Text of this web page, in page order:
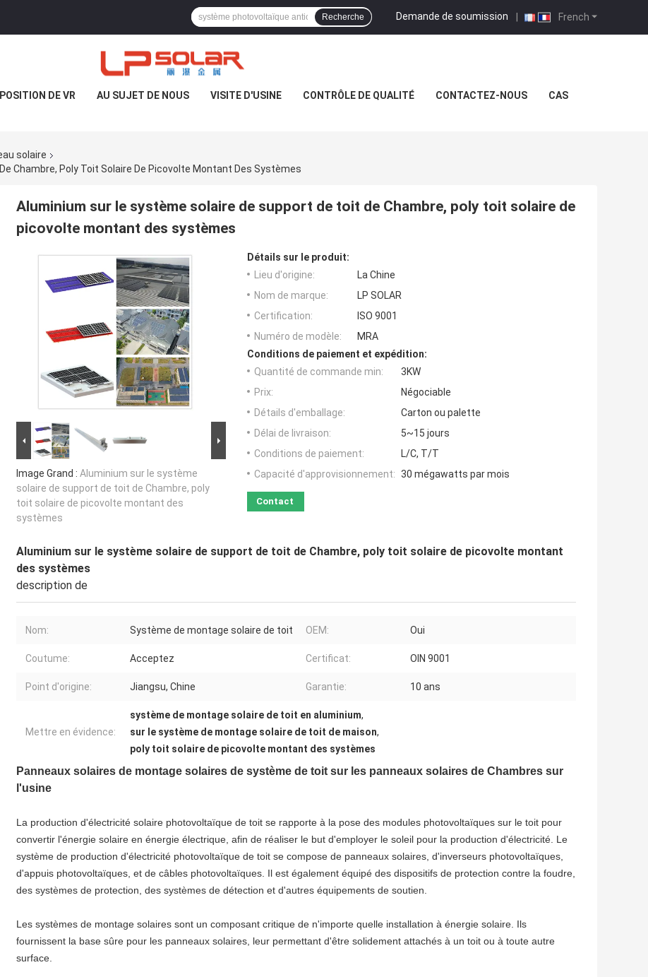
French
Demande de soumission |
Recherche
DE VR AU SUJET DE NOUS VISITE D'USINE CONTRÔLE DE QUALITÉ CONTACTEZ-NOUS CAS
solaire
Chambre, Poly Toit Solaire De Picovolte Montant Des Systèmes
Aluminium sur le système solaire de support de toit de Chambre, poly toit solaire de
picovolte montant des systèmes
Image Grand : Aluminium sur le système
solaire de support de toit de Chambre, poly
toit solaire de picovolte montant des
systèmes
Détails sur le produit:
Lieu d'origine:
La Chine
Nom de marque:
LP SOLAR
Certification:
ISO 9001
Numéro de modèle:
MRA
Conditions de paiement et expédition:
Quantité de commande min:
3KW
Prix:
Négociable
Détails d'emballage:
Carton ou palette
Délai de livraison:
5~15 jours
Conditions de paiement:
L/C, T/T
Capacité d'approvisionnement: 30 mégawatts par mois
Contact
Aluminium sur le système solaire de support de toit de Chambre, poly toit solaire de picovolte montant
des systèmes
description de
Nom: Système de montage solaire de toit OEM: Oui
Coutume: Acceptez Certificat: OIN 9001
Point d'origine: Jiangsu, Chine Garantie: 10 ans
Mettre en évidence:
système de montage solaire de toit en aluminium,
sur le système de montage solaire de toit de maison,
poly toit solaire de picovolte montant des systèmes
Panneaux solaires de montage solaires de système de toit sur les panneaux solaires de Chambres sur
l'usine
La production d'électricité solaire photovoltaïque de toit se rapporte à la pose des modules photovoltaïques sur le toit pour
convertir l'énergie solaire en énergie électrique, afin de réaliser le but d'employer le soleil pour la production d'électricité. Le
système de production d'électricité photovoltaïque de toit se compose de panneaux solaires, d'inverseurs photovoltaïques,
d'appuis photovoltaïques, et de câbles photovoltaïques. Il est également équipé des dispositifs de protection contre la foudre,
des systèmes de protection, des systèmes de détection et d'autres équipements de soutien.
Les systèmes de montage solaires sont un composant critique de n'importe quelle installation à énergie solaire. Ils
fournissent la base sûre pour les panneaux solaires, leur permettant d'être solidement attachés à un toit ou à toute autre
surface.